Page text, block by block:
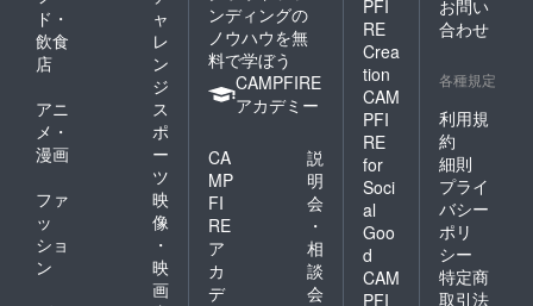
ド・
飲食
店
ャ
レ
ン
ジ
アニ
メ・
漫画
ス
ポ
ー
ツ
ファ
ッ
ショ
ン
映
像
・
映
画
ンディングの
ノウハウを無
料で学ぼう
CAMPFIRE
アカデミー
CA
MP
FI
RE
ア
カ
デ
説
明
会
・
相
談
会
PFI
RE
Crea
tion
CAM
PFI
RE
for
Soci
al
Goo
d
CAM
PFI
お問い
合わせ
各種規定
利用規
約
細則
プライ
バシー
ポリ
シー
特定商
取引法